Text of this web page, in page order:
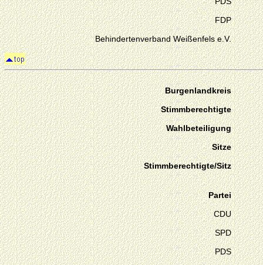
FDP
Behindertenverband Weißenfels e.V.
Burgenlandkreis
Stimmberechtigte
Wahlbeteiligung
Sitze
Stimmberechtigte/Sitz
Partei
CDU
SPD
PDS